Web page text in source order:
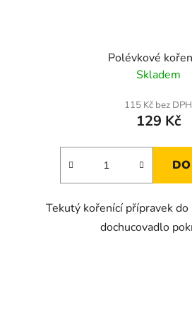
Polévkové
Skladem
115 Kč bez DPH
129 Kč
Tekutý kořenící přípravek
dochucovadlo